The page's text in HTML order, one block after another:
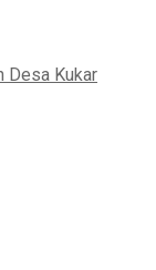
Desa Kukar